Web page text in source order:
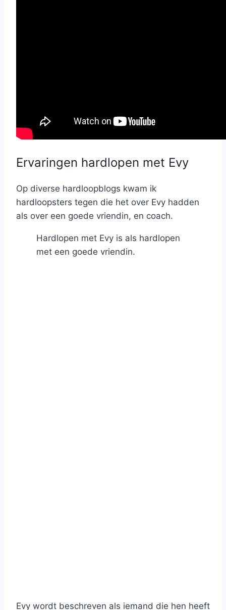
Ervaringen hardlopen met Evy
Op diverse hardloopblogs kwam ik
hardloopsters tegen die het over Evy hadden
als over een goede vriendin, en coach.
Hardlopen met Evy is als hardlopen
met een goede vriendin.
Evy wordt beschreven als iemand die hen heeft